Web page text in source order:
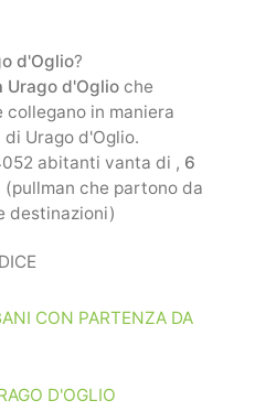
d'Oglio?
Urago d'Oglioche
in maniera
Urago d'Oglio.
abitanti vanta di , 6
(pullman che partono da
destinazioni)
CON PARTENZA DA
D'OGLIO